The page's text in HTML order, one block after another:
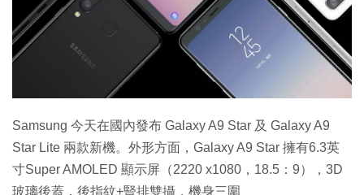
Samsung 今天在國內發布 Galaxy A9 Star 及 Galaxy A9
Star Lite 兩款新機。外形方面，Galaxy A9 Star 擁有6.3英
寸Super AMOLED 顯示屏（2220 x1080，18.5：9），3D
玻璃後蓋，後指紋+豎排雙攝，機身三圍